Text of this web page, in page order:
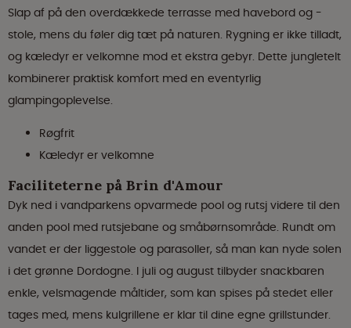
Slap af på den overdækkede terrasse med havebord og -
stole, mens du føler dig tæt på naturen. Rygning er ikke tilladt,
og kæledyr er velkomne mod et ekstra gebyr. Dette jungletelt
kombinerer praktisk komfort med en eventyrlig
glampingoplevelse.
Røgfrit
Kæledyr er velkomne
Faciliteterne på Brin d'Amour
Dyk ned i vandparkens opvarmede pool og rutsj videre til den
anden pool med rutsjebane og småbørnsområde. Rundt om
vandet er der liggestole og parasoller, så man kan nyde solen
i det grønne Dordogne. I juli og august tilbyder snackbaren
enkle, velsmagende måltider, som kan spises på stedet eller
tages med, mens kulgrillene er klar til dine egne grillstunder.